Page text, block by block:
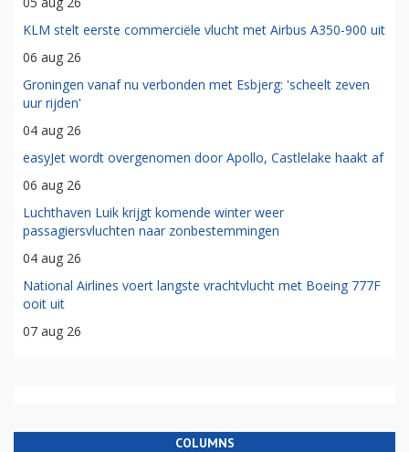
KLM stelt eerste commerciële vlucht met Airbus A350-900 uit
06 aug 26
Groningen vanaf nu verbonden met Esbjerg: 'scheelt zeven
uur rijden'
04 aug 26
easyJet wordt overgenomen door Apollo, Castlelake haakt af
06 aug 26
Luchthaven Luik krijgt komende winter weer
passagiersvluchten naar zonbestemmingen
04 aug 26
National Airlines voert langste vrachtvlucht met Boeing 777F
ooit uit
07 aug 26
COLUMNS